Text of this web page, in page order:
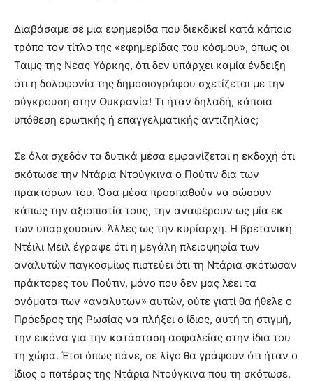
Διαβάσαμε σε μια εφημερίδα που διεκδικεί κατά κάποιο
τρόπο τον τίτλο της «εφημερίδας του κόσμου», όπως οι
Ταιμς της Νέας Υόρκης, ότι δεν υπάρχει καμία ένδειξη
ότι η δολοφονία της δημοσιογράφου σχετίζεται με την
σύγκρουση στην Ουκρανία! Τι ήταν δηλαδή, κάποια
υπόθεση ερωτικής ή επαγγελματικής αντιζηλίας;
Σε όλα σχεδόν τα δυτικά μέσα εμφανίζεται η εκδοχή ότι
σκότωσε την Ντάρια Ντούγκινα ο Πούτιν δια των
πρακτόρων του. Όσα μέσα προσπαθούν να σώσουν
κάπως την αξιοπιστία τους, την αναφέρουν ως μία εκ
των υπαρχουσών. Άλλες ως την κυρίαρχη. Η βρετανική
Ντέιλι Μέιλ έγραψε ότι η μεγάλη πλειοψηφία των
αναλυτών παγκοσμίως πιστεύει ότι τη Ντάρια σκότωσαν
πράκτορες του Πούτιν, μόνο που δεν μας λέει τα
ονόματα των «αναλυτών» αυτών, ούτε γιατί θα ήθελε ο
Πρόεδρος της Ρωσίας να πλήξει ο ίδιος, αυτή τη στιγμή,
την εικόνα για την κατάσταση ασφαλείας στην ίδια του
τη χώρα. Έτσι όπως πάνε, σε λίγο θα γράψουν ότι ήταν ο
ίδιος ο πατέρας της Ντάρια Ντούγκινα που τη σκότωσε.